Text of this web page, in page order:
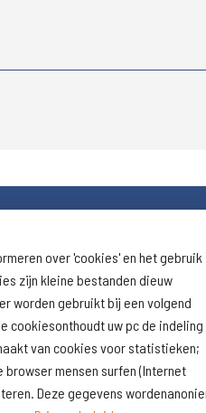
over 'cookies' en het gebruik
zijn kleine bestanden dieuw
worden gebruikt bij een volgend
cookiesonthoudt uw pc de indeling
van cookies voor statistieken;
mensen surfen (Internet
Deze gegevens
schoolresultaten